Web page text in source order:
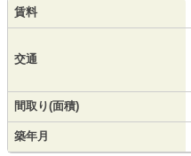
賃料
交通
間取り(面積)
築年月